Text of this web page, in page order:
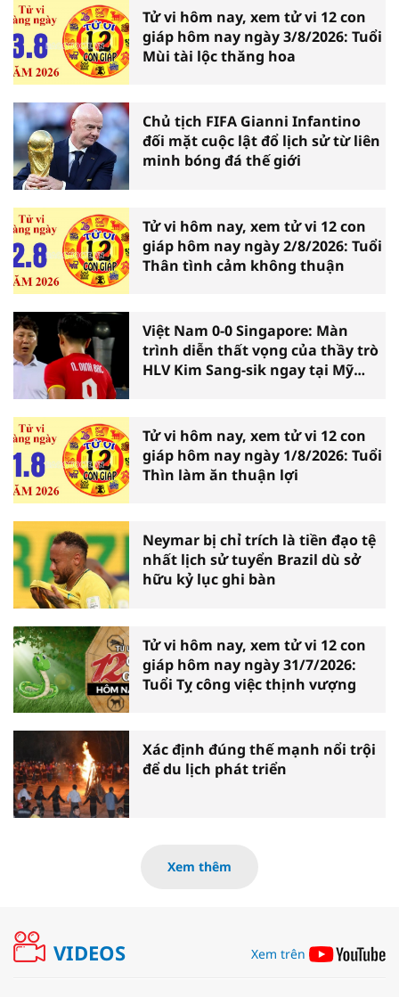
Tử vi hôm nay, xem tử vi 12 con
giáp hôm nay ngày 3/8/2026: Tuổi
Mùi tài lộc thăng hoa
Chủ tịch FIFA Gianni Infantino
đối mặt cuộc lật đổ lịch sử từ liên
minh bóng đá thế giới
Tử vi hôm nay, xem tử vi 12 con
giáp hôm nay ngày 2/8/2026: Tuổi
Thân tình cảm không thuận
Việt Nam 0-0 Singapore: Màn
trình diễn thất vọng của thầy trò
HLV Kim Sang-sik ngay tại Mỹ
Tử vi hôm nay, xem tử vi 12 con
giáp hôm nay ngày 1/8/2026: Tuổi
Thìn làm ăn thuận lợi
Neymar bị chỉ trích là tiền đạo tệ
nhất lịch sử tuyển Brazil dù sở
hữu kỷ lục ghi bàn
Tử vi hôm nay, xem tử vi 12 con
giáp hôm nay ngày 31/7/2026:
Tuổi Tỵ công việc thịnh vượng
Xác định đúng thế mạnh nổi trội
để du lịch phát triển
Xem thêm
VIDEOS Xem trên